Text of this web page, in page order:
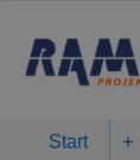
Start